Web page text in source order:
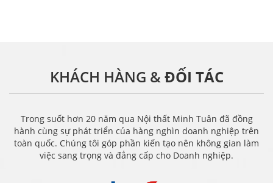
KHÁCH HÀNG & ĐỐI TÁC
Trong suốt hơn 20 năm qua Nội thất Minh Tuân đã đồng
hành cùng sự phát triển của hàng nghìn doanh nghiệp trên
toàn quốc. Chúng tôi góp phần kiến tạo nên không gian làm
việc sang trọng và đẳng cấp cho Doanh nghiệp.